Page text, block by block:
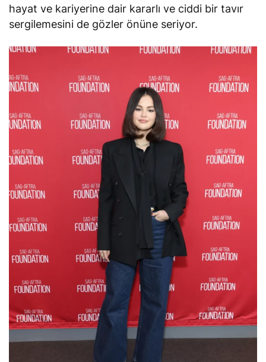
hayat ve kariyerine dair kararlı ve ciddi bir tavır
sergilemesini de gözler önüne seriyor.